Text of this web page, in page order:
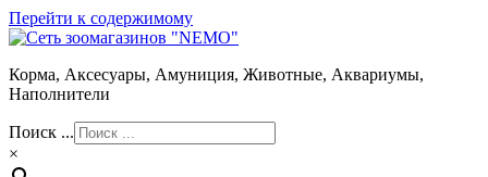
Перейти к содержимому
Корма, Аксесуары, Амуниция, Животные, Аквариумы,
Наполнители
Поиск ...
×